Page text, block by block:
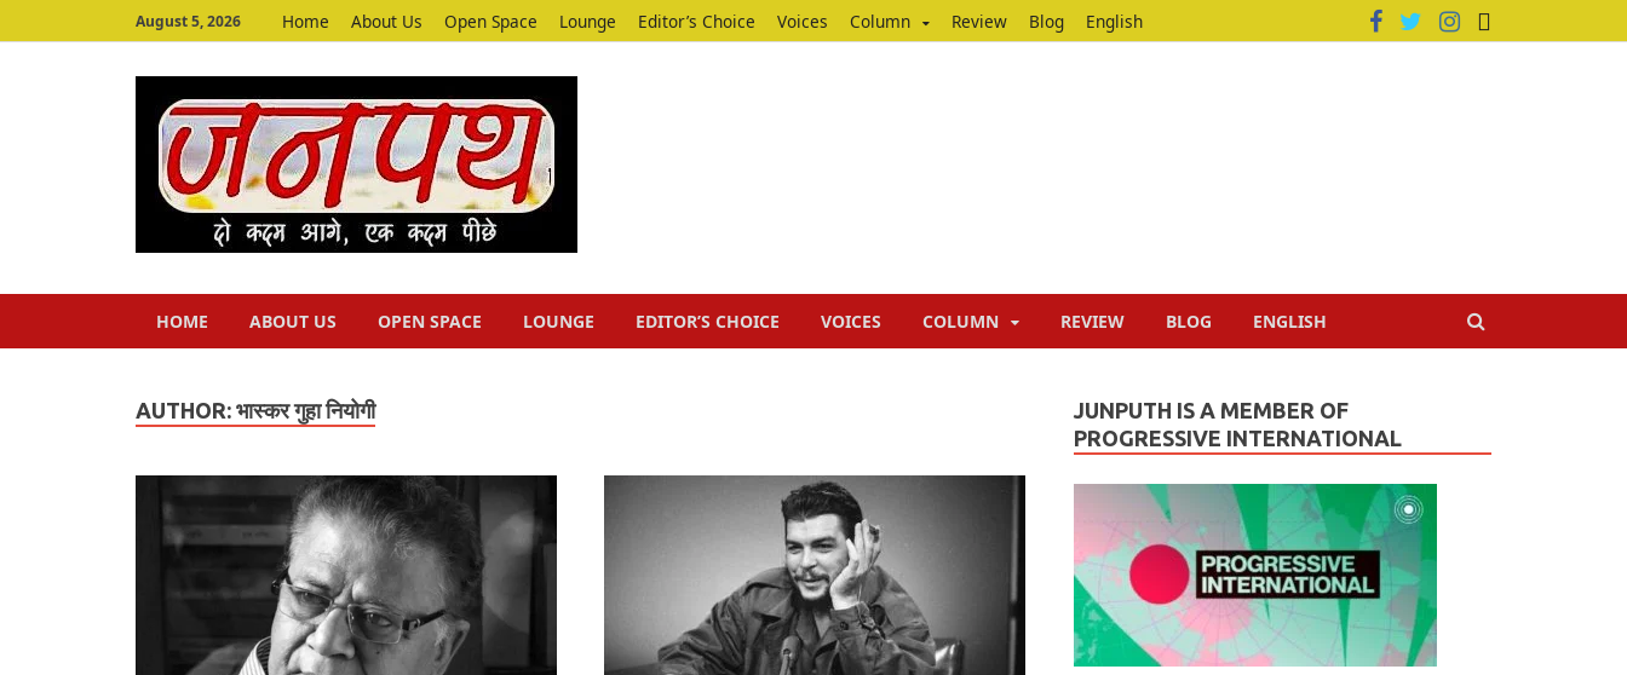
August 5, 2026 Home About Us Open Space Lounge Editor’s Choice Voices Column Review Blog English
HOME ABOUT US OPEN SPACE LOUNGE EDITOR’S CHOICE VOICES COLUMN REVIEW BLOG ENGLISH
AUTHOR: भास्‍कर गुहा नियोगी
JUNPUTH IS A MEMBER OF
PROGRESSIVE INTERNATIONAL